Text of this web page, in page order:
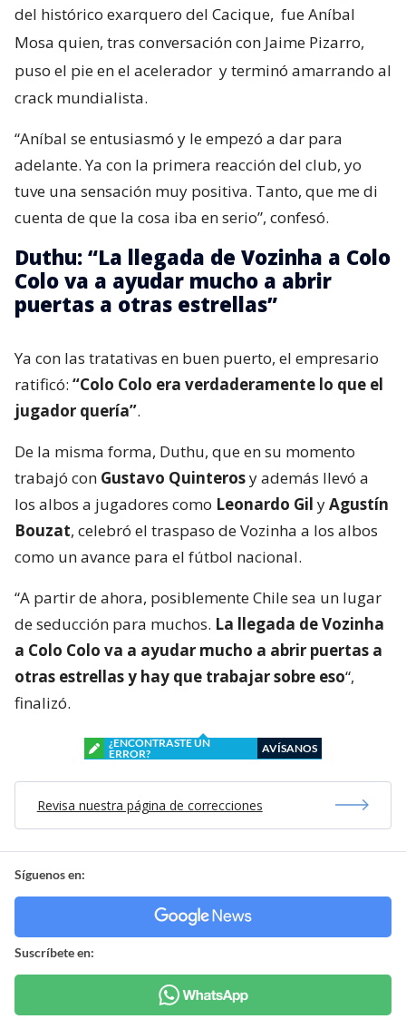
del histórico exarquero del Cacique, fue Aníbal
Mosa quien, tras conversación con Jaime Pizarro,
puso el pie en el acelerador y terminó amarrando al
crack mundialista.
“Aníbal se entusiasmó y le empezó a dar para
adelante. Ya con la primera reacción del club, yo
tuve una sensación muy positiva. Tanto, que me di
cuenta de que la cosa iba en serio”, confesó.
Duthu: “La llegada de Vozinha a Colo
Colo va a ayudar mucho a abrir
puertas a otras estrellas”
Ya con las tratativas en buen puerto, el empresario
ratificó: “Colo Colo era verdaderamente lo que el
jugador quería”.
De la misma forma, Duthu, que en su momento
trabajó con Gustavo Quinterosy además llevó a
los albos a jugadores como Leonardo Gil yAgustín
Bouzat, celebró el traspaso de Vozinha a los albos
como un avance para el fútbol nacional.
“A partir de ahora, posiblemente Chile sea un lugar
de seducción para muchos. La llegada de Vozinha
a Colo Colo va a ayudar mucho a abrir puertas a
otras estrellas y hay que trabajar sobre eso“,
finalizó.
¿ENCONTRASTE UN
ERROR?
AVÍSANOS
Revisa nuestra página de correcciones
Síguenos en:
Suscríbete en: